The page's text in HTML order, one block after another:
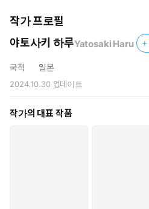
작가 프로필
야토사키 하루Yatosaki Haru
국적 일본
2024.10.30업데이트
작가의 대표 작품